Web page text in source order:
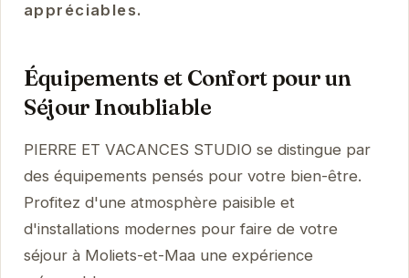
appréciables.
Équipements et Confort pour un
Séjour Inoubliable
PIERRE ET VACANCES STUDIO se distingue par
des équipements pensés pour votre bien-être.
Profitez d'une atmosphère paisible et
d'installations modernes pour faire de votre
séjour à Moliets-et-Maa une expérience